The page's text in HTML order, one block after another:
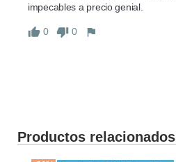
impecables a precio genial.
0 0
Productos relacionados